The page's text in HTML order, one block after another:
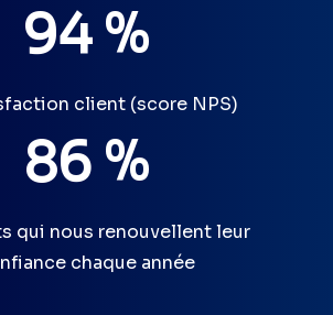
94 %
client (score NPS)
86 %
qui nous renouvellent leur
chaque année